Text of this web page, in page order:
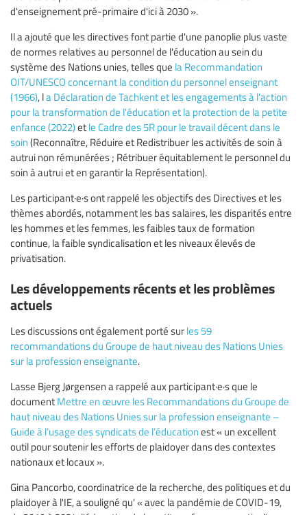
d'enseignement pré-primaire d'ici à 2030 ».
Il a ajouté que les directives font partie d'une panoplie plus vaste
de normes relatives au personnel de l'éducation au sein du
système des Nations unies, telles que la Recommandation
OIT/UNESCO concernant la condition du personnel enseignant
(1966), la Déclaration de Tachkent et les engagements à l'action
pour la transformation de l'éducation et la protection de la petite
enfance (2022)et le Cadre des 5R pour le travail décent dans le
soin (Reconnaître, Réduire et Redistribuer les activités de soin à
autrui non rémunérées ; Rétribuer équitablement le personnel du
soin à autrui et en garantir la Représentation).
Les participant·e·s ont rappelé les objectifs des Directives et les
thèmes abordés, notamment les bas salaires, les disparités entre
les hommes et les femmes, les faibles taux de formation
continue, la faible syndicalisation et les niveaux élevés de
privatisation.
Les développements récents et les problèmes
actuels
Les discussions ont également porté sur les 59
recommandations du Groupe de haut niveau des Nations Unies
sur la profession enseignante.
Lasse Bjerg Jørgensen a rappelé aux participant·e·s que le
document Mettre en œuvre les Recommandations du Groupe de
haut niveau des Nations Unies sur la profession enseignante –
Guide à l’usage des syndicats de l’éducation est « un excellent
outil pour soutenir les efforts de plaidoyer dans des contextes
nationaux et locaux ».
Gina Pancorbo, coordinatrice de la recherche, des politiques et du
plaidoyer à l'IE, a souligné qu' « avec la pandémie de COVID-19,